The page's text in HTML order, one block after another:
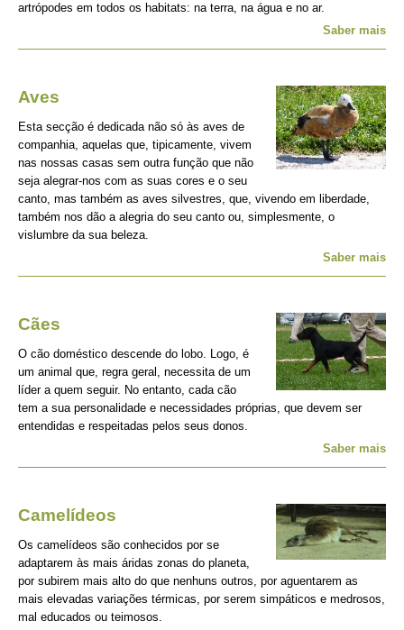
artrópodes em todos os habitats: na terra, na água e no ar.
Saber mais
Aves
Esta secção é dedicada não só às aves de
companhia, aquelas que, tipicamente, vivem
nas nossas casas sem outra função que não
seja alegrar-nos com as suas cores e o seu
canto, mas também as aves silvestres, que, vivendo em liberdade,
também nos dão a alegria do seu canto ou, simplesmente, o
vislumbre da sua beleza.
Saber mais
Cães
O cão doméstico descende do lobo. Logo, é
um animal que, regra geral, necessita de um
líder a quem seguir. No entanto, cada cão
tem a sua personalidade e necessidades próprias, que devem ser
entendidas e respeitadas pelos seus donos.
Saber mais
Camelídeos
Os camelídeos são conhecidos por se
adaptarem às mais áridas zonas do planeta,
por subirem mais alto do que nenhuns outros, por aguentarem as
mais elevadas variações térmicas, por serem simpáticos e medrosos,
mal educados ou teimosos.